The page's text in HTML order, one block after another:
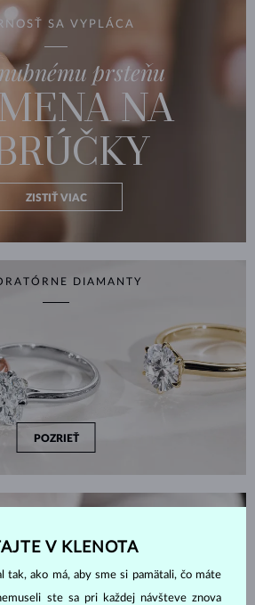
SA VYPLÁCA
prsteňu
NA
ZISTIŤ VIAC
DIAMANTY
POZRIEŤ
V KLENOTA
tak, ako má, aby sme si pamätali, čo máte
ste sa pri každej návšteve znova